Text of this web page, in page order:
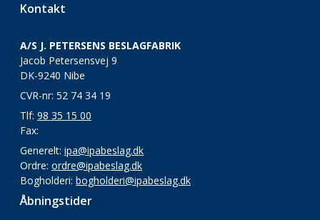
Kontakt
A/S J. PETERSENS BESLAGFABRIK
Jacob Petersensvej 9
DK-9240 Nibe
CVR-nr: 52 74 34 19
Tlf: 98 35 15 00
Fax:
Generelt: ipa@ipabeslag.dk
Ordre: ordre@ipabeslag.dk
Bogholderi: bogholderi@ipabeslag.dk
Åbningstider